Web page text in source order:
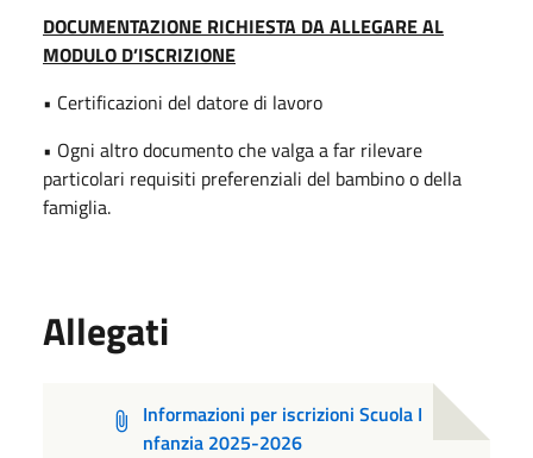
DOCUMENTAZIONE RICHIESTA DA ALLEGARE AL
MODULO D’ISCRIZIONE
• Certificazioni del datore di lavoro
• Ogni altro documento che valga a far rilevare
particolari requisiti preferenziali del bambino o della
famiglia.
Allegati
Informazioni per iscrizioni Scuola I
nfanzia 2025-2026